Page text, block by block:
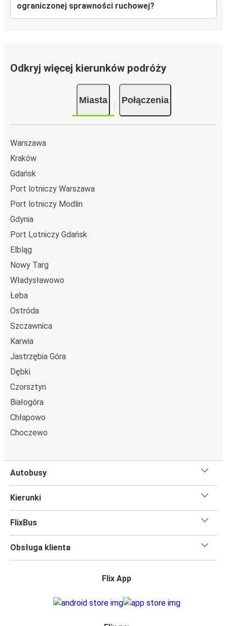
ograniczonej sprawności ruchowej?
Odkryj więcej kierunków podróży
Miasta Połączenia
Warszawa
Kraków
Gdańsk
Port lotniczy Warszawa
Port lotniczy Modlin
Gdynia
Port Lotniczy Gdańsk
Elbląg
Nowy Targ
Władysławowo
Łeba
Ostróda
Szczawnica
Karwia
Jastrzębia Góra
Dębki
Czorsztyn
Białogóra
Chłapowo
Choczewo
Autobusy
Kierunki
FlixBus
Obsługa klienta
Flix App